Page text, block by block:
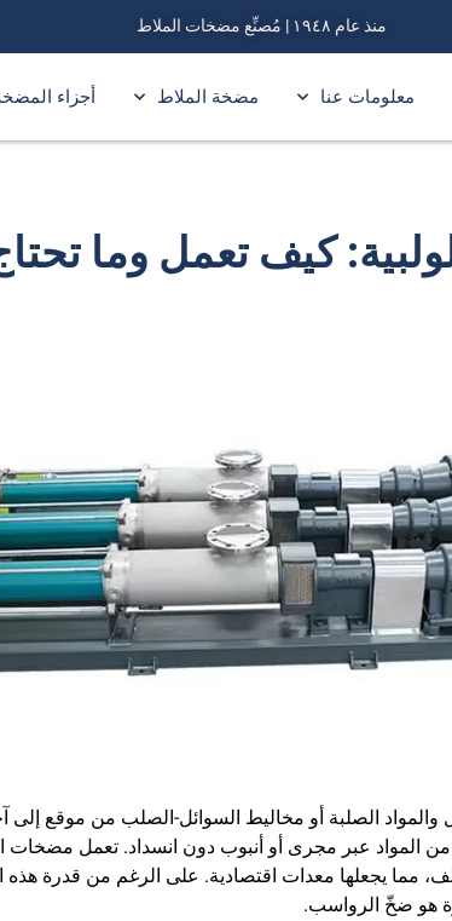
منذ عام ١٩٤٨ | مُصنِّع مضخات الملاط
معلومات عنا مضخة الملاط أجزاء
كيف تعمل وما
والمواد الصلبة أو مخاليط السوائل-الصلب من موقع إلى
المواد عبر مجرى أو أنبوب دون انسداد. تعمل مضخات
التلف، مما يجعلها معدات اقتصادية. على الرغم من
هو ضخّ الرواسب.